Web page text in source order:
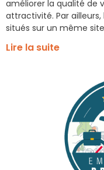
améliorer la qualité de
attractivité. Par
situés sur un même site
Lire la suite